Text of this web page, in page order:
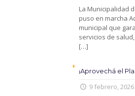
La Municipalidad
puso en marcha
municipal que
servicios de
[…]
¡Aprovechá el
9 febrero, 2026